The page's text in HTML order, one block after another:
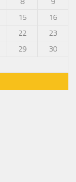
15
16
22
23
29
30